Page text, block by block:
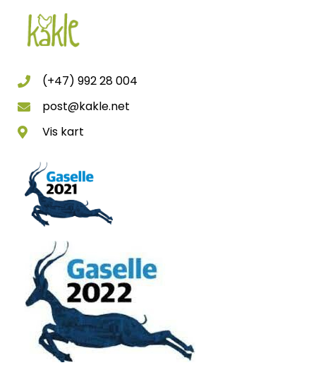
(+47) 992 28 004
post@kakle.net
Vis kart